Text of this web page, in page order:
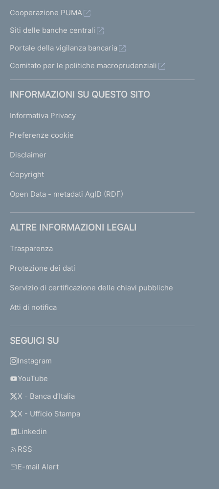
Cooperazione PUMA
Siti delle banche centrali
Portale della vigilanza bancaria
Comitato per le politiche macroprudenziali
INFORMAZIONI SU QUESTO SITO
Informativa Privacy
Preferenze cookie
Disclaimer
Copyright
Open Data - metadati AgID (RDF)
ALTRE INFORMAZIONI LEGALI
Trasparenza
Protezione dei dati
Servizio di certificazione delle chiavi pubbliche
Atti di notifica
SEGUICI SU
Instagram
YouTube
X - Banca d’Italia
X - Ufficio Stampa
Linkedin
RSS
E-mail Alert